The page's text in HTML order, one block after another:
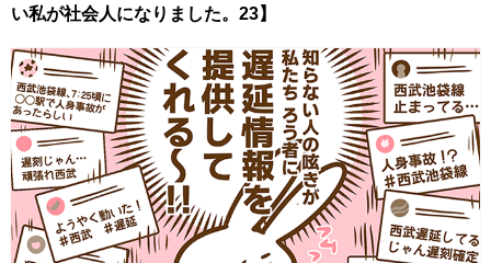
い私が社会人になりました。23】